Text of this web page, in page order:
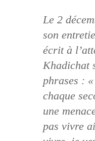
Le 2
son
écrit à
Khadichat
phrases :
chaque
une
pas vivre